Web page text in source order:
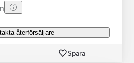
återförsäljare
Spara